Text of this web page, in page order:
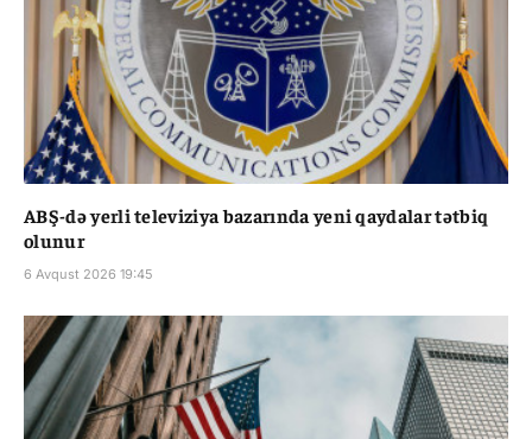
ABŞ-də yerli televiziya bazarında yeni qaydalar tətbiq
olunur
6 Avqust 2026 19:45